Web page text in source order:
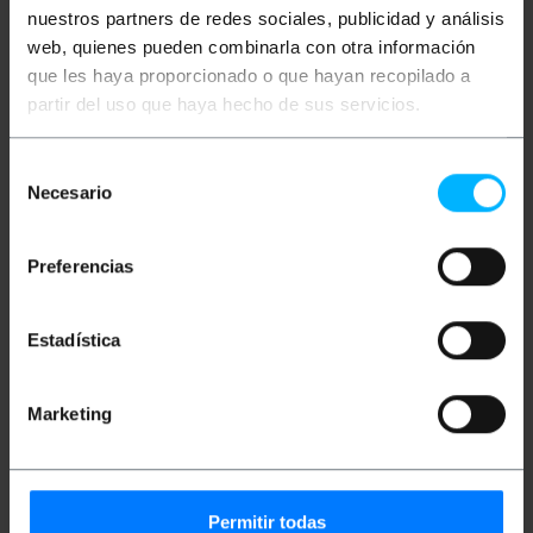
nuestros partners de redes sociales, publicidad y análisis
web, quienes pueden combinarla con otra información
que les haya proporcionado o que hayan recopilado a
partir del uso que haya hecho de sus servicios.
Necesario
Preferencias
Estadística
Marketing
Permitir todas
Cable USB 3.1 de tipus C reversible (compatible
amb USB 3.1 Gen 1 i Gen 2). Cable d'alt
rendiment que transfereix dades a una
velocitat màxima de 10 Gbps.
Permet tant la càrrega de el dispositiu com la
versió 1.1, estàndard 56 kilohm).
El cable USB 3.1 utilitza un xip de control de
Disposa de connector USB tipus C mascle
Cable de color negre, amb connectors d'alta
Pes brut: 20 g